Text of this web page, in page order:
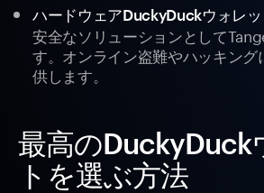
ハードウェアDuckyDuckウォレッ
安全なソリューションとして
す。オンライン盗難やハッキン
供します。
最高のDuckyDuck
トを選ぶ方法